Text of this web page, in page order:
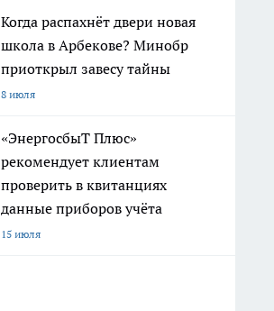
Когда распахнёт двери новая
школа в Арбекове? Минобр
приоткрыл завесу тайны
8 июля
«ЭнергосбыТ Плюс»
рекомендует клиентам
проверить в квитанциях
данные приборов учёта
15 июля